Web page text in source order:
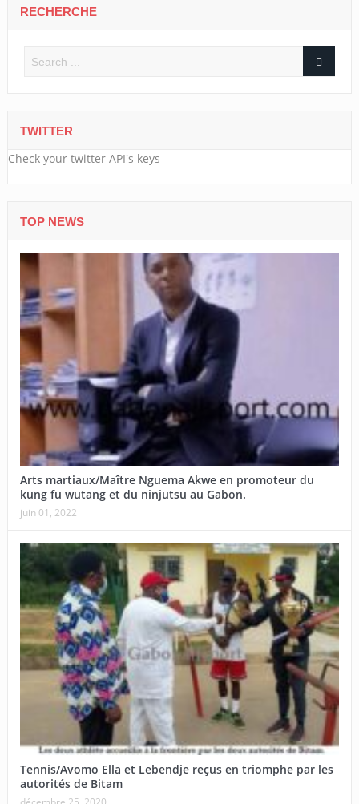
RECHERCHE
TWITTER
Check your twitter API's keys
TOP NEWS
Arts martiaux/Maître Nguema Akwe en promoteur du
kung fu wutang et du ninjutsu au Gabon.
juin 01, 2022
Tennis/Avomo Ella et Lebendje reçus en triomphe par les
autorités de Bitam